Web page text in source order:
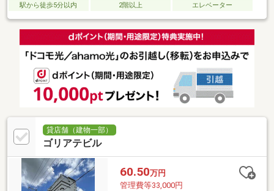
駅から徒歩5分以内 2階以上 エレベーター
貸店舗（建物一部）
ゴリアテビル
60.50万円
管理費等33,000円